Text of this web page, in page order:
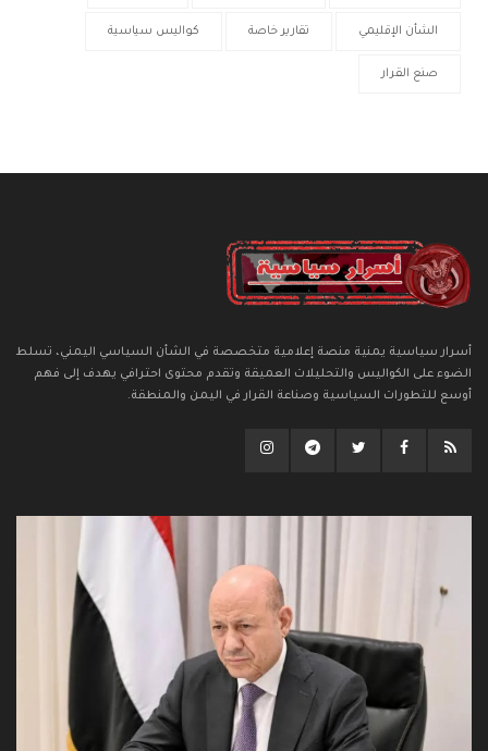
الشأن الإقليمي تقارير خاصة كواليس سياسية
صنع القرار
أسرار سياسية يمنية منصة إعلامية متخصصة في الشأن السياسي اليمني، تسلط
الضوء على الكواليس والتحليلات العميقة وتقدم محتوى احترافي يهدف إلى فهم
أوسع للتطورات السياسية وصناعة القرار في اليمن والمنطقة.